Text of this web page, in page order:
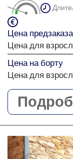
Цена предзаказа
Цена для
Цена на борту
Цена для